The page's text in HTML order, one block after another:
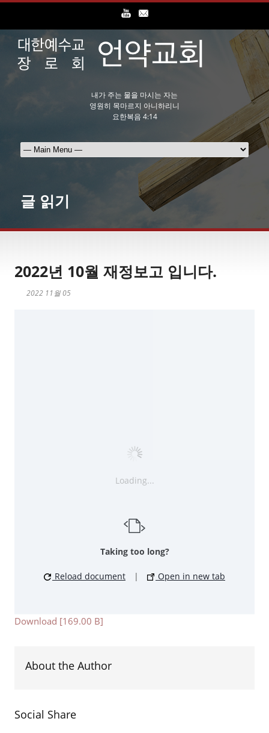
내가 주는 물을 마시는 자는
영원히 목마르지 아니하리니
요한복음 4:14
글 읽기
2022년 10월 재정보고 입니다.
2022 11월 05
Loading...
Taking too long?
Reload document | Open in new tab
Download [169.00 B]
About the Author
Social Share